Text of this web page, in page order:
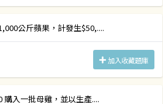
公斤蘋果，計發生$50,....
加入收藏題庫
購入一批母雞，並以生產....